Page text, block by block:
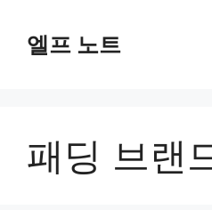
엘프 노트
패딩 브랜